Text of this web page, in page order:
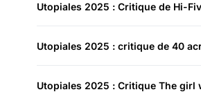
Utopiales 2025 : Critique de Hi-
Utopiales 2025 : critique de 40
Utopiales 2025 : Critique The girl